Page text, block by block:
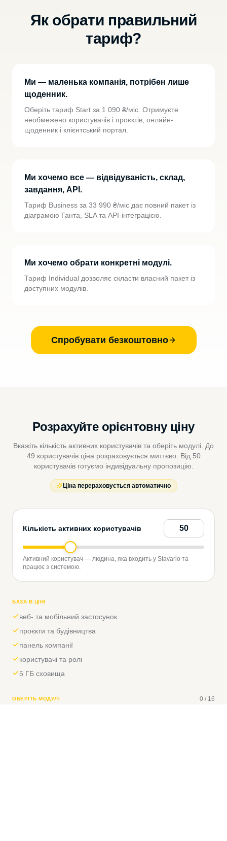
Як обрати правильний
тариф?
Ми — маленька компанія, потрібен лише
щоденник.
Оберіть тариф Start за 1 090 ₴/міс. Отримуєте
необмежено користувачів і проєктів, онлайн-
щоденник і клієнтський портал.
Ми хочемо все — відвідуваність, склад,
завдання, API.
Тариф Business за 33 990 ₴/міс дає повний пакет із
діаграмою Ганта, SLA та API-інтеграцією.
Ми хочемо обрати конкретні модулі.
Тариф Individual дозволяє скласти власний пакет із
доступних модулів.
Спробувати безкоштовно
Розрахуйте орієнтовну ціну
Вкажіть кількість активних користувачів та оберіть модулі. До
49 користувачів ціна розраховується миттєво. Від 50
користувачів готуємо індивідуальну пропозицію.
Ціна перераховується автоматично
Кількість активних користувачів
Активний користувач — людина, яка входить у Stavario та
працює з системою.
БАЗА В ЦІНІ
веб- та мобільний застосунок
проєкти та будівництва
панель компанії
користувачі та ролі
5 ГБ сховища
ОБЕРІТЬ МОДУЛІ 0 / 16